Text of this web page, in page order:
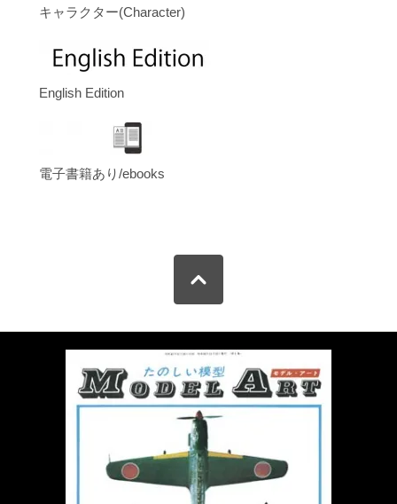
キャラクター(Character)
English Edition
電子書籍あり/ebooks